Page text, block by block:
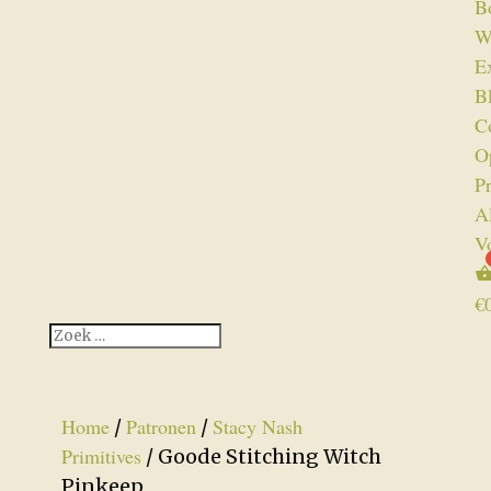
€
Home/Patronen/ Stacy Nash
Primitives / Goode Stitching Witch